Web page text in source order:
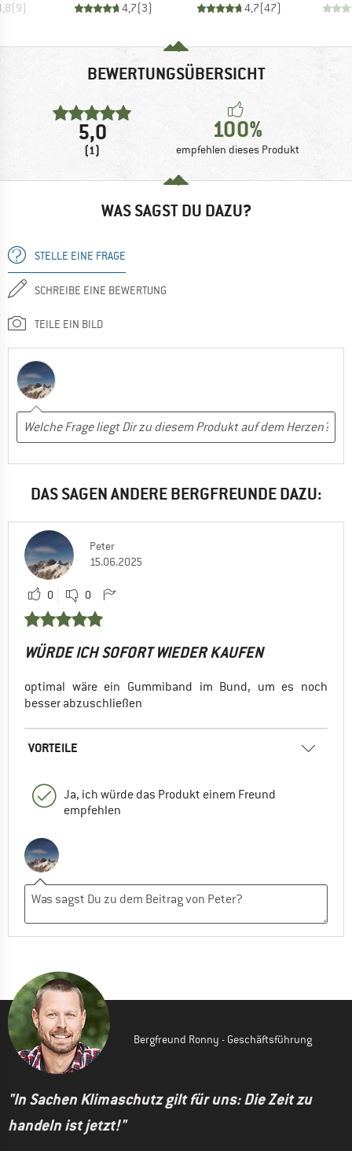
(9) 4,7(3)
4,7(47)
BEWERTUNGSÜBERSICHT
5,0
(1)
100%
empfehlen dieses Produkt
WAS SAGST DU DAZU?
STELLE EINE FRAGE
SCHREIBE EINE BEWERTUNG
TEILE EIN BILD
DAS SAGEN ANDERE BERGFREUNDE DAZU:
Peter
15.06.2025
0 0
WÜRDE ICH SOFORT WIEDER KAUFEN
optimal wäre ein Gummiband im Bund, um es noch
besser abzuschließen
VORTEILE
Ja, ich würde das Produkt einem Freund
empfehlen
Bergfreund Ronny - Geschäftsführung
"In Sachen Klimaschutz gilt für uns: Die Zeit zu
handeln ist jetzt!"